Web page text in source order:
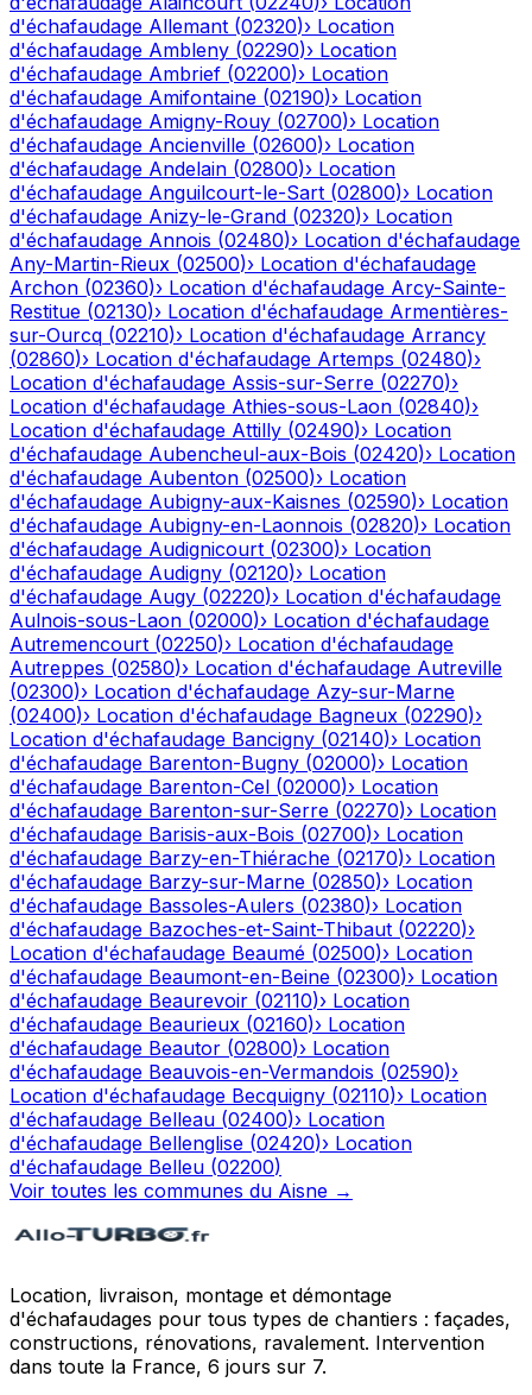
d'échafaudage Allemant (02320)› Location
d'échafaudage Ambleny (02290)› Location
d'échafaudage Ambrief (02200)› Location
d'échafaudage Amifontaine (02190)› Location
d'échafaudage Amigny-Rouy (02700)› Location
d'échafaudage Ancienville (02600)› Location
d'échafaudage Andelain (02800)› Location
d'échafaudage Anguilcourt-le-Sart (02800)› Location
d'échafaudage Anizy-le-Grand (02320)› Location
d'échafaudage Annois (02480)› Location d'échafaudage
Any-Martin-Rieux (02500)› Location d'échafaudage
Archon (02360)› Location d'échafaudage Arcy-Sainte-
Restitue (02130)› Location d'échafaudage Armentières-
sur-Ourcq (02210)› Location d'échafaudage Arrancy
(02860)› Location d'échafaudage Artemps (02480)›
Location d'échafaudage Assis-sur-Serre (02270)›
Location d'échafaudage Athies-sous-Laon (02840)›
Location d'échafaudage Attilly (02490)› Location
d'échafaudage Aubencheul-aux-Bois (02420)› Location
d'échafaudage Aubenton (02500)› Location
d'échafaudage Aubigny-aux-Kaisnes (02590)› Location
d'échafaudage Aubigny-en-Laonnois (02820)› Location
d'échafaudage Audignicourt (02300)› Location
d'échafaudage Audigny (02120)› Location
d'échafaudage Augy (02220)› Location d'échafaudage
Aulnois-sous-Laon (02000)› Location d'échafaudage
Autremencourt (02250)› Location d'échafaudage
Autreppes (02580)› Location d'échafaudage Autreville
(02300)› Location d'échafaudage Azy-sur-Marne
(02400)› Location d'échafaudage Bagneux (02290)›
Location d'échafaudage Bancigny (02140)› Location
d'échafaudage Barenton-Bugny (02000)› Location
d'échafaudage Barenton-Cel (02000)› Location
d'échafaudage Barenton-sur-Serre (02270)› Location
d'échafaudage Barisis-aux-Bois (02700)› Location
d'échafaudage Barzy-en-Thiérache (02170)› Location
d'échafaudage Barzy-sur-Marne (02850)› Location
d'échafaudage Bassoles-Aulers (02380)› Location
d'échafaudage Bazoches-et-Saint-Thibaut (02220)›
Location d'échafaudage Beaumé (02500)› Location
d'échafaudage Beaumont-en-Beine (02300)› Location
d'échafaudage Beaurevoir (02110)› Location
d'échafaudage Beaurieux (02160)› Location
d'échafaudage Beautor (02800)› Location
d'échafaudage Beauvois-en-Vermandois (02590)›
Location d'échafaudage Becquigny (02110)› Location
d'échafaudage Belleau (02400)› Location
d'échafaudage Bellenglise (02420)› Location
d'échafaudage Belleu (02200)
Voir toutes les communes du Aisne →
Location, livraison, montage et démontage
d'échafaudages pour tous types de chantiers : façades,
constructions, rénovations, ravalement. Intervention
dans toute la France, 6 jours sur 7.